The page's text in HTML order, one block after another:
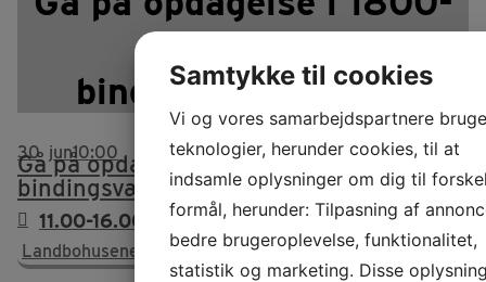
tallets
bindingsværkshuse
30 jun10:00
Gå på opdagelse i 1800-tallets
bindingsværkshuse
11.00-16.00
Landbohusene Krikkebjerghuse, nr. 19
Samtykke til cookies
Vi og vores samarbejdspartnere
teknologier, herunder cookies, til at
indsamle oplysninger om dig til
formål, herunder: Tilpasning af
bedre brugeroplevelse, funktionalitet,
statistik og marketing. Disse